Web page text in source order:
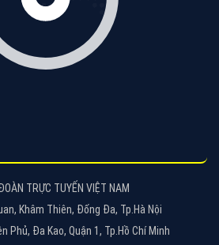
TRỰC TUYẾN VIỆT NAM
Khâm Thiên, Đống Đa, Tp.Hà Nội
Phủ, Đa Kao, Quận 1, Tp.Hồ Chí Minh